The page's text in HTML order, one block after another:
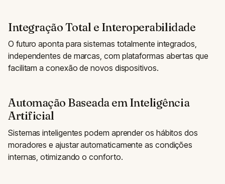
Integração Total e Interoperabilidade
O futuro aponta para sistemas totalmente integrados,
independentes de marcas, com plataformas abertas que
facilitam a conexão de novos dispositivos.
Automação Baseada em Inteligência
Artificial
Sistemas inteligentes podem aprender os hábitos dos
moradores e ajustar automaticamente as condições
internas, otimizando o conforto.